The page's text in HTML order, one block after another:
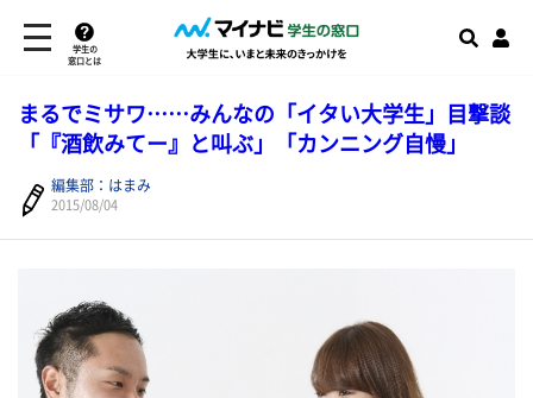
学生の
窓口とは
まるでミサワ……みんなの「イタい大学生」目撃談
「『酒飲みてー』と叫ぶ」「カンニング自慢」
編集部：はまみ
2015/08/04